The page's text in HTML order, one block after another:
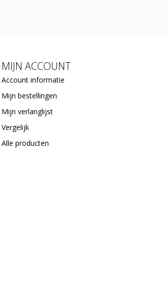
MIJN ACCOUNT
Account informatie
Mijn bestellingen
Mijn verlanglijst
Vergelijk
Alle producten